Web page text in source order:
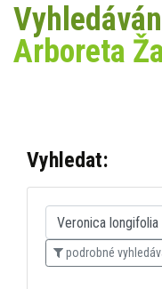
Arboreta
Vyhledat:
podrobné